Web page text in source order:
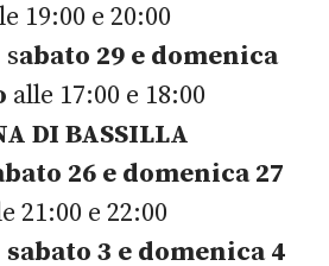
19:00 e 20:00
abato 29 e domenica
alle 17:00 e 18:00
DI BASSILLA
26 e domenica 27
21:00 e 22:00
sabato 3 e domenica 4